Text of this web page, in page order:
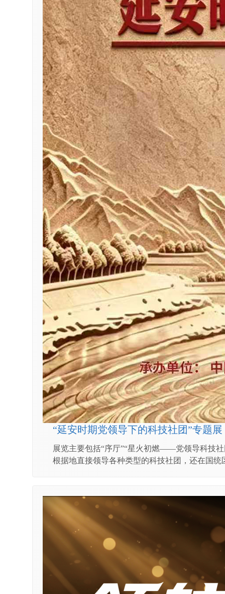
“延安时期党领导下的科技社团”专题展
展览主要包括“序厅”“星火初燃——党领导科技
根据地直接领导各种类型的科技社团，还在国